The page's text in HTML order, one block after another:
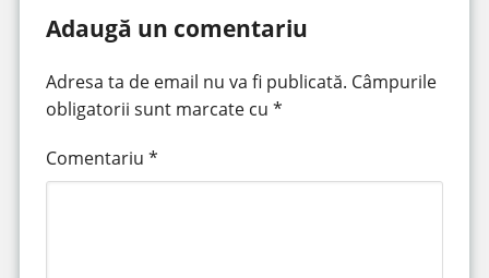
Adaugă un comentariu
Adresa ta de email nu va fi publicată. Câmpurile
obligatorii sunt marcate cu *
Comentariu *